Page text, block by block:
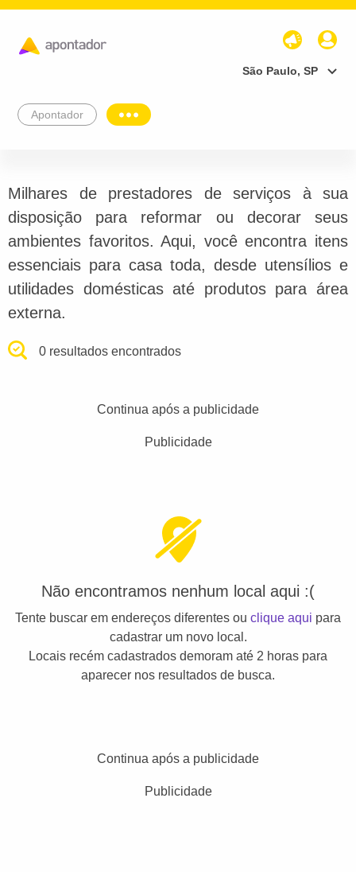
São Paulo, SP
Apontador
Milhares de prestadores de serviços à sua
disposição para reformar ou decorar seus
ambientes favoritos. Aqui, você encontra itens
essenciais para casa toda, desde utensílios e
utilidades domésticas até produtos para área
externa.
0 resultados encontrados
Continua após a publicidade
Publicidade
Não encontramos nenhum local aqui :(
Tente buscar em endereços diferentes ou clique aqui para
cadastrar um novo local.
Locais recém cadastrados demoram até 2 horas para
aparecer nos resultados de busca.
Continua após a publicidade
Publicidade